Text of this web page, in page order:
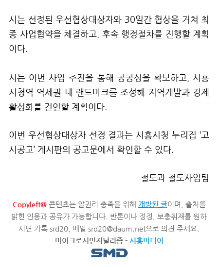
시는 선정된 우선협상대상자와 30일간 협상을 거쳐 최
종 사업협약을 체결하고 후속 행정절차를 진행할 계획
이다.
시는 이번 사업 추진을 통해 공공성을 확보하고, 시흥
시청역 역세권 내 랜드마크를 조성해 지역개발과 경제
활성화를 견인할 계획이다.
이번 우선협상대상자 선정 결과는 시흥시청 누리집 ‘고
시공고’ 게시판의 공고문에서 확인할 수 있다.
철도과 철도사업팀
Copyleft@콘텐츠는 알권리 충족을 위해 개방된 글이며, 출처를
밝힌 인용과 공유가 가능합니다. 반론이나 정정, 보충취재를 원하
시면 카톡 srd20, 메일 srd20@daum.net으로 의견 주세요.
마이크로시민저널리즘- 시흥미디어